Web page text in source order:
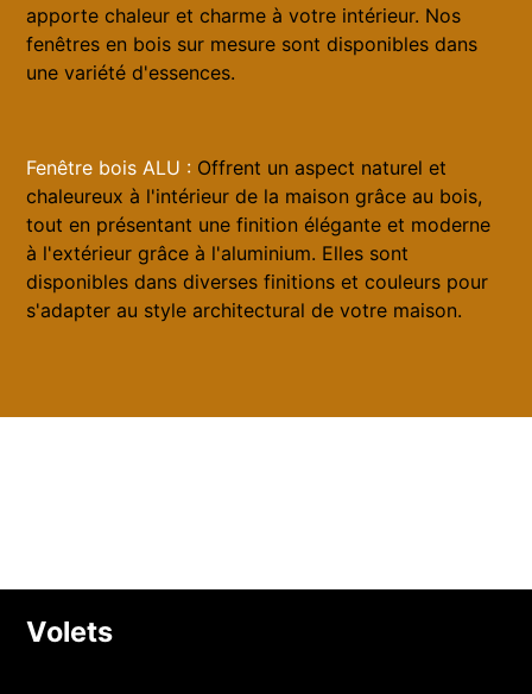
apporte chaleur et charme à votre intérieur. Nos
fenêtres en bois sur mesure sont disponibles dans
une variété d'essences.
Fenêtre bois ALU : Offrent un aspect naturel et
chaleureux à l'intérieur de la maison grâce au bois,
tout en présentant une finition élégante et moderne
à l'extérieur grâce à l'aluminium. Elles sont
disponibles dans diverses finitions et couleurs pour
s'adapter au style architectural de votre maison.
Volets